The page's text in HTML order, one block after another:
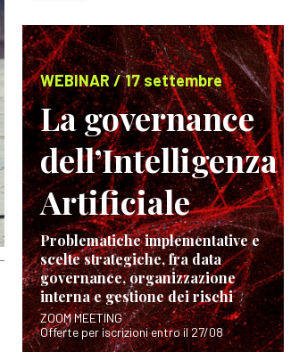
WEBINAR / 17 settembre
La governance
dell’Intelligenza
Artificiale
Problematiche implementative e
scelte strategiche, fra data
governance, organizzazione
interna e gestione dei rischi
ZOOM MEETING
Offerte per iscrizioni entro il 27/08